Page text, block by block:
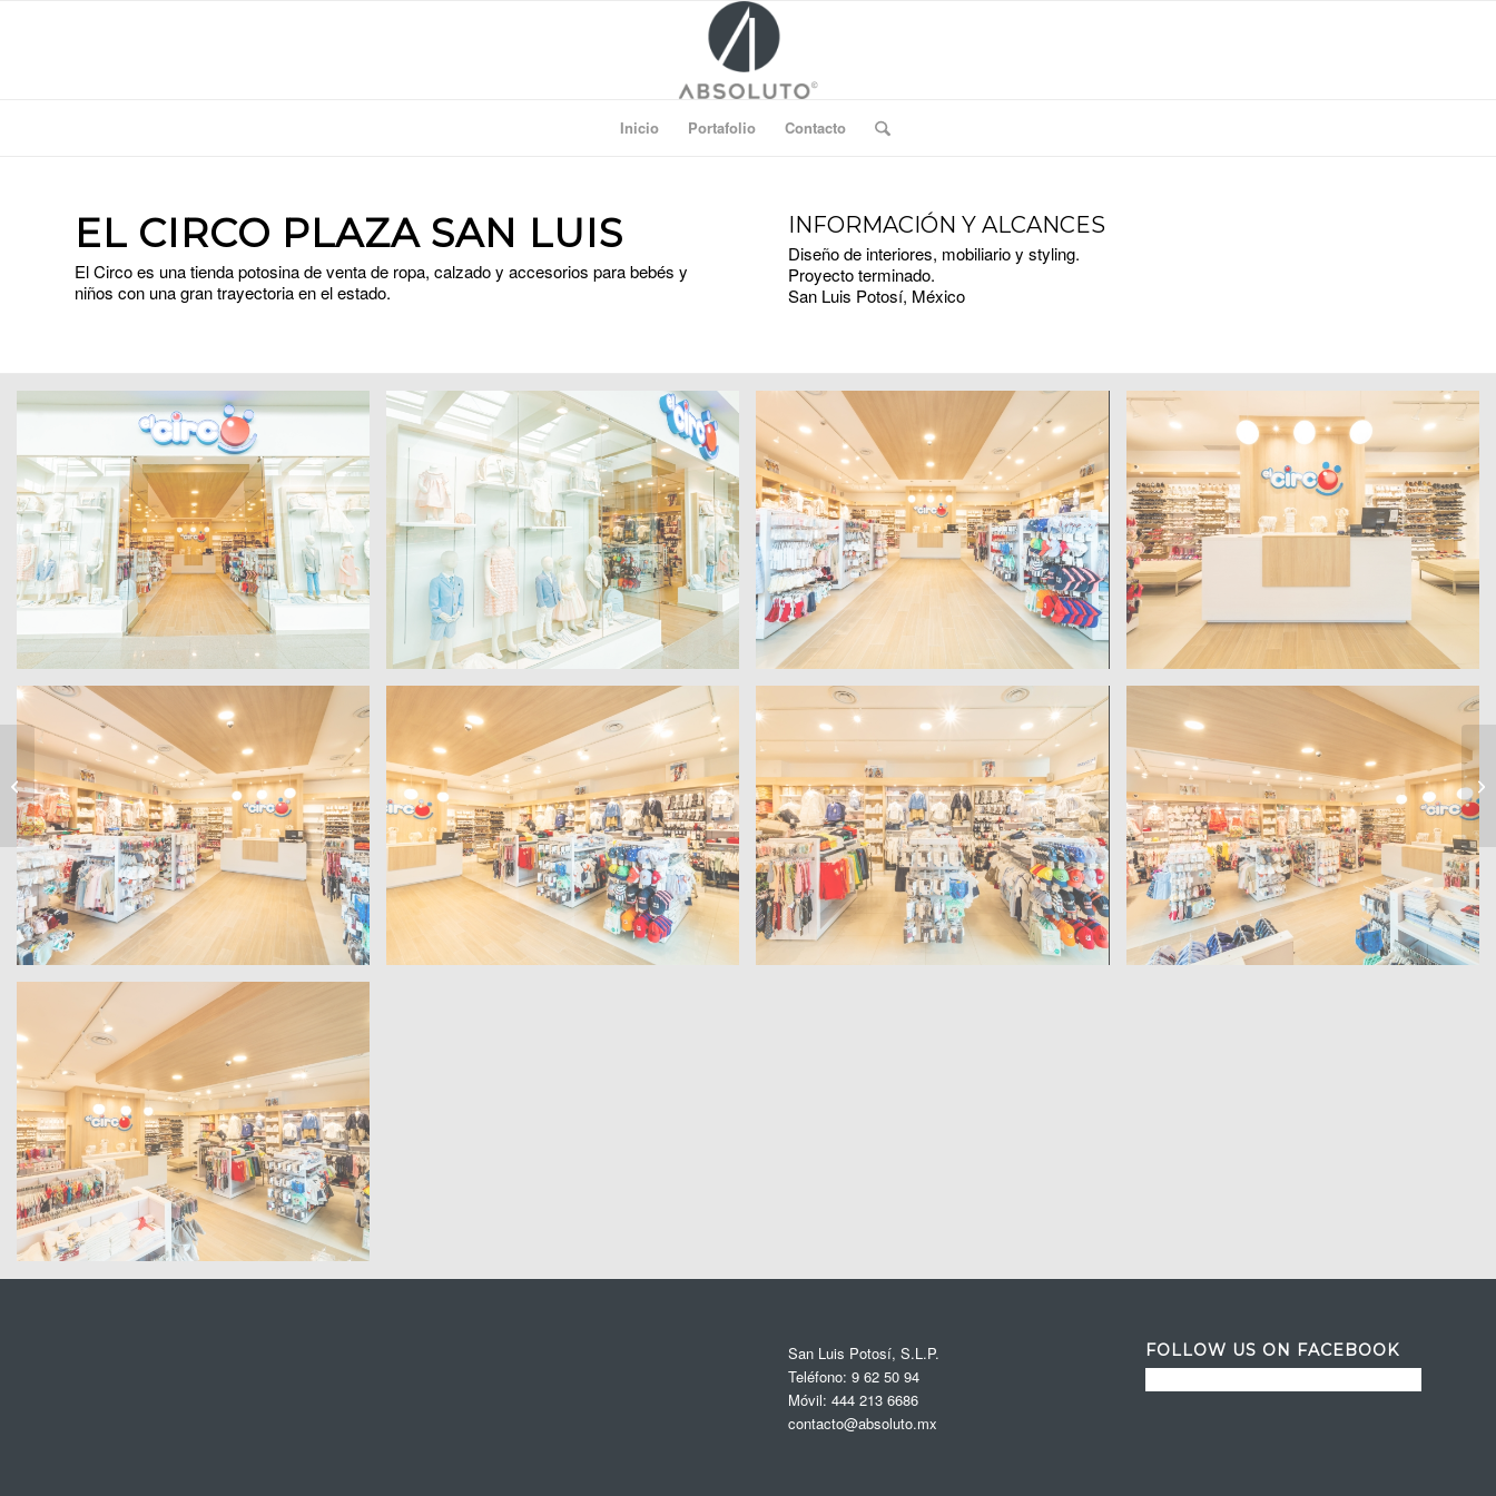
Inicio Portafolio Contacto
EL CIRCO PLAZA SAN LUIS
El Circo es una tienda potosina de venta de ropa, calzado y accesorios para bebés y
niños con una gran trayectoria en el estado.
INFORMACIÓN Y ALCANCES
Diseño de interiores, mobiliario y styling.
Proyecto terminado.
San Luis Potosí, México
San Luis Potosí, S.L.P.
Teléfono: 9 62 50 94
Móvil: 444 213 6686
contacto@absoluto.mx
FOLLOW US ON FACEBOOK
FUNFIESTA